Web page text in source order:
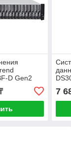
D Gen2
порт,
7